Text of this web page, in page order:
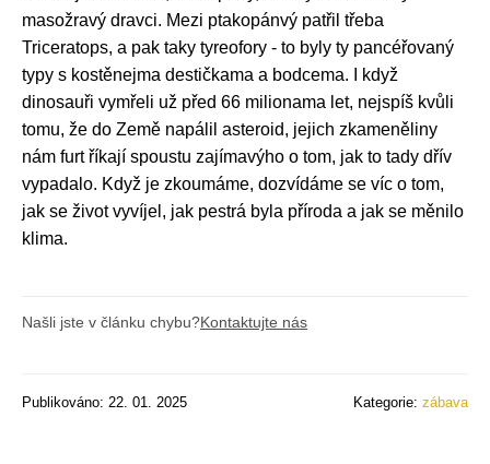
masožravý dravci. Mezi ptakopánvý patřil třeba
Triceratops, a pak taky tyreofory - to byly ty pancéřovaný
typy s kostěnejma destičkama a bodcema. I když
dinosauři vymřeli už před 66 milionama let, nejspíš kvůli
tomu, že do Země napálil asteroid, jejich zkameněliny
nám furt říkají spoustu zajímavýho o tom, jak to tady dřív
vypadalo. Když je zkoumáme, dozvídáme se víc o tom,
jak se život vyvíjel, jak pestrá byla příroda a jak se měnilo
klima.
Našli jste v článku chybu?Kontaktujte nás
Publikováno: 22. 01. 2025 Kategorie: zábava